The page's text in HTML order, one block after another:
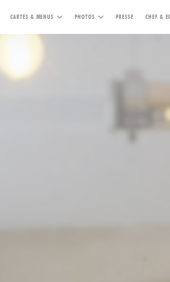
CARTES & MENUS PHOTOS PRESSE CHEF &